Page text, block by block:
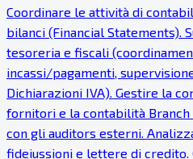
Coordinare le attività di
bilanci (Financial Statements).
tesoreria e fiscali
incassi/pagamenti,
Dichiarazioni IVA). Gestire la
fornitori e la contabilità
con gli auditors esterni.
fideiussioni e lettere di credito.